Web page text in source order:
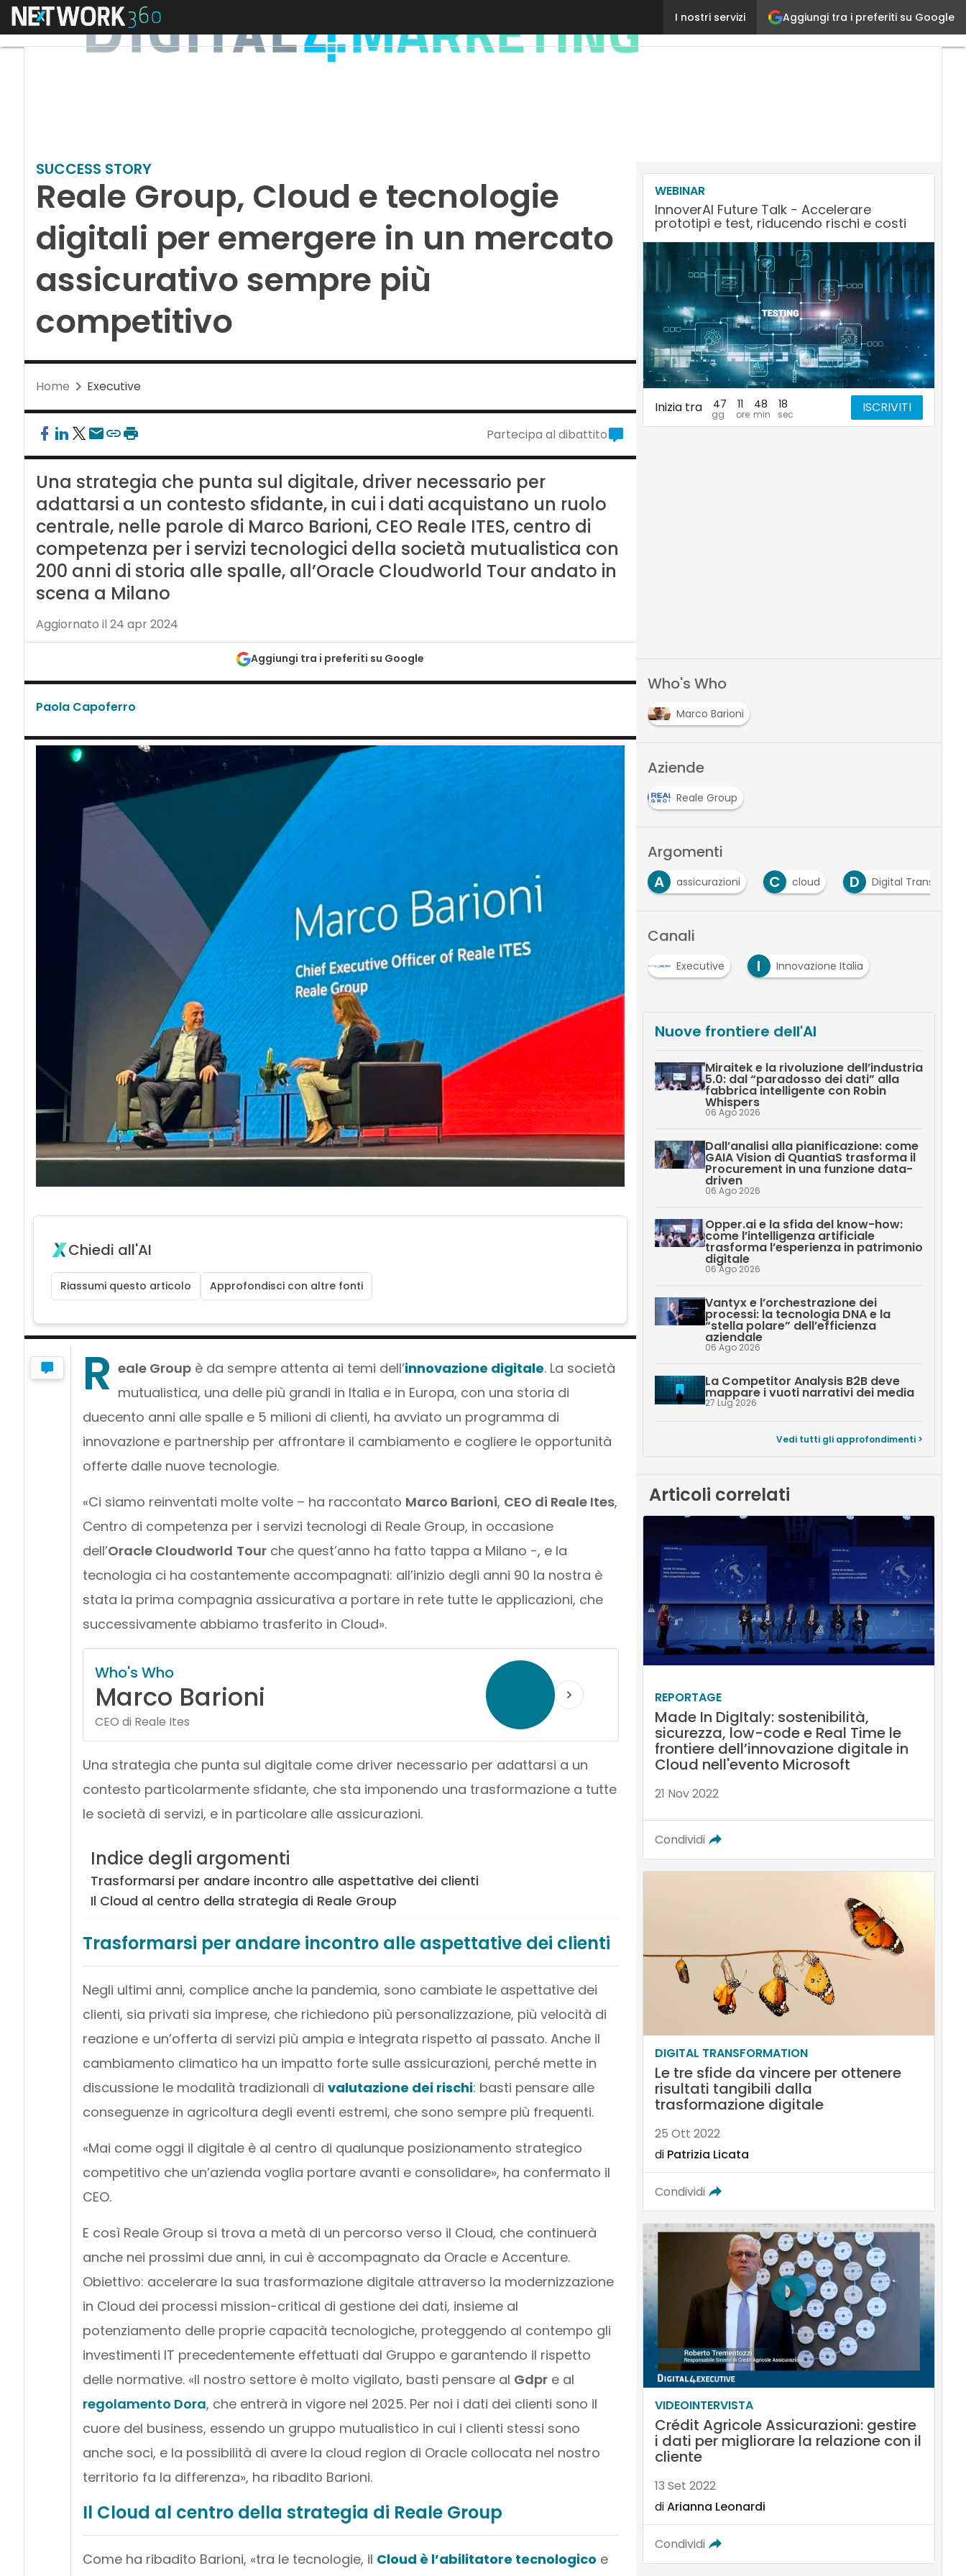
Aggiungi tra i preferiti su Google
I nostri servizi
Menu Reale Group, Cloud e tecnologie digitali per
SUCCESS STORY
Reale Group, Cloud e tecnologie
digitali per emergere in un mercato
assicurativo sempre più
competitivo
Home Executive
Partecipa al dibattito
Una strategia che punta sul digitale, driver necessario per
adattarsi a un contesto sfidante, in cui i dati acquistano un ruolo
centrale, nelle parole di Marco Barioni, CEO Reale ITES, centro di
competenza per i servizi tecnologici della società mutualistica con
200 anni di storia alle spalle, all’Oracle Cloudworld Tour andato in
scena a Milano
Aggiornato il 24 apr 2024
Aggiungi tra i preferiti su Google
Paola Capoferro
Chiedi all'AI
Riassumi questo articolo Approfondisci con altre fonti
R eale Groupè da sempre attenta ai temi dell’innovazione digitale. La società
mutualistica, una delle più grandi in Italia e in Europa, con una storia di
duecento anni alle spalle e 5 milioni di clienti, ha avviato un programma di
innovazione e partnership per affrontare il cambiamento e cogliere le opportunità
offerte dalle nuove tecnologie.
«Ci siamo reinventati molte volte – ha raccontato Marco Barioni, CEO di Reale Ites,
Centro di competenza per i servizi tecnologi di Reale Group, in occasione
dell’Oracle Cloudworld Tourche quest’anno ha fatto tappa a Milano -, e la
tecnologia ci ha costantemente accompagnati: all’inizio degli anni 90 la nostra è
stata la prima compagnia assicurativa a portare in rete tutte le applicazioni, che
successivamente abbiamo trasferito in Cloud».
Who's Who
Marco Barioni
CEO di Reale Ites
Una strategia che punta sul digitale come driver necessario per adattarsi a un
contesto particolarmente sfidante, che sta imponendo una trasformazione a tutte
le società di servizi, e in particolare alle assicurazioni.
Indice degli argomenti
Trasformarsi per andare incontro alle aspettative dei clienti
Il Cloud al centro della strategia di Reale Group
Trasformarsi per andare incontro alle aspettative dei clienti
Negli ultimi anni, complice anche la pandemia, sono cambiate le aspettative dei
clienti, sia privati sia imprese, che richiedono più personalizzazione, più velocità di
reazione e un’offerta di servizi più ampia e integrata rispetto al passato. Anche il
cambiamento climatico ha un impatto forte sulle assicurazioni, perché mette in
discussione le modalità tradizionali di valutazione dei rischi: basti pensare alle
conseguenze in agricoltura degli eventi estremi, che sono sempre più frequenti.
«Mai come oggi il digitale è al centro di qualunque posizionamento strategico
competitivo che un’azienda voglia portare avanti e consolidare», ha confermato il
CEO.
E così Reale Group si trova a metà di un percorso verso il Cloud, che continuerà
anche nei prossimi due anni, in cui è accompagnato da Oracle e Accenture.
Obiettivo: accelerare la sua trasformazione digitale attraverso la modernizzazione
in Cloud dei processi mission-critical di gestione dei dati, insieme al
potenziamento delle proprie capacità tecnologiche, proteggendo al contempo gli
investimenti IT precedentemente effettuati dal Gruppo e garantendo il rispetto
delle normative. «Il nostro settore è molto vigilato, basti pensare al Gdpre al
regolamento Dora, che entrerà in vigore nel 2025. Per noi i dati dei clienti sono il
cuore del business, essendo un gruppo mutualistico in cui i clienti stessi sono
anche soci, e la possibilità di avere la cloud region di Oracle collocata nel nostro
territorio fa la differenza», ha ribadito Barioni.
Il Cloud al centro della strategia di Reale Group
Come ha ribadito Barioni, «tra le tecnologie, il Cloud è l’abilitatore tecnologico e
WEBINAR
InnoverAI Future Talk - Accelerare
prototipi e test, riducendo rischi e costi
Inizia tra 47 11 48 17 ISCRIVITI
Who's Who
Marco Barioni
Aziende
Reale Group
Argomenti
A
artificial intelligence A assicurazioni C cloud D Digital
Canali
Executive I Innovazione Italia
Nuove frontiere dell'AI
Miraitek e la rivoluzione dell’industria
5.0: dal “paradosso dei dati” alla
fabbrica intelligente con Robin
Whispers
06 Ago 2026
Dall’analisi alla pianificazione: come
GAIA Vision di QuantiaS trasforma il
Procurement in una funzione data-
driven
06 Ago 2026
Opper.ai e la sfida del know-how:
come l’intelligenza artificiale
trasforma l’esperienza in patrimonio
digitale
06 Ago 2026
Vantyx e l’orchestrazione dei
processi: la tecnologia DNA e la
“stella polare” dell’efficienza
aziendale
06 Ago 2026
La Competitor Analysis B2B deve
mappare i vuoti narrativi dei media
27 Lug 2026
Vedi tutti gli approfondimenti >
Articoli correlati
REPORTAGE
Made In DigItaly: sostenibilità,
sicurezza, low-code e Real Time le
frontiere dell’innovazione digitale in
Cloud nell'evento Microsoft
21 Nov 2022
Condividi
DIGITAL TRANSFORMATION
Le tre sfide da vincere per ottenere
risultati tangibili dalla
trasformazione digitale
25 Ott 2022
di Patrizia Licata
Condividi
VIDEOINTERVISTA
Crédit Agricole Assicurazioni: gestire
i dati per migliorare la relazione con il
cliente
13 Set 2022
diArianna Leonardi
Condividi